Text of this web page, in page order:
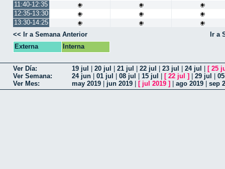
11:40-12:35
12:35-13:30
13:30-14:25
<< Ir a Semana Anterior
Ir a
Externa
Interna
Ver Día: 19 jul 20 jul 21 jul 22 jul 23 jul 24 jul [ 25
Ver Semana:
24 jun 01 jul 08 jul 15 jul [ 22 jul ] 29 jul
Ver Mes:
may 2019 jun 2019 [ jul 2019 ] ago 2019 sep